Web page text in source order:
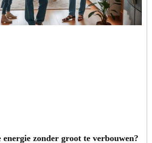
energie zonder groot te verbouwen?